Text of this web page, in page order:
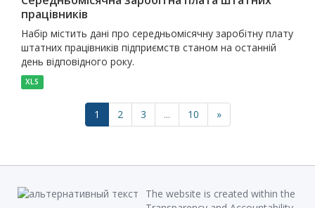
працівників
Набір містить дані про середньомісячну заробітну плату
штатних працівників підприємств станом на останній
день відповідного року.
XLS
1 2 3 ... 10 »
The website is created within the